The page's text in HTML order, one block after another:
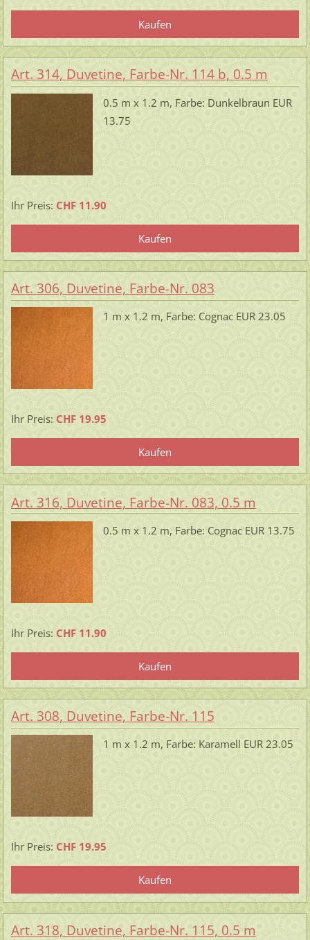
Art. 314, Duvetine, Farbe-Nr. 114 b, 0.5 m
0.5 m x 1.2 m, Farbe: Dunkelbraun EUR
13.75
Ihr Preis: CHF 11.90
Art. 306, Duvetine, Farbe-Nr. 083
1 m x 1.2 m, Farbe: Cognac EUR 23.05
Ihr Preis: CHF 19.95
Art. 316, Duvetine, Farbe-Nr. 083, 0.5 m
0.5 m x 1.2 m, Farbe: Cognac EUR 13.75
Ihr Preis: CHF 11.90
Art. 308, Duvetine, Farbe-Nr. 115
1 m x 1.2 m, Farbe: Karamell EUR 23.05
Ihr Preis: CHF 19.95
Art. 318, Duvetine, Farbe-Nr. 115, 0.5 m